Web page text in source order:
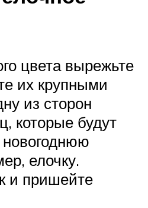
цвета вырежьте
их крупными
из сторон
которые будут
елочку.
и пришейте